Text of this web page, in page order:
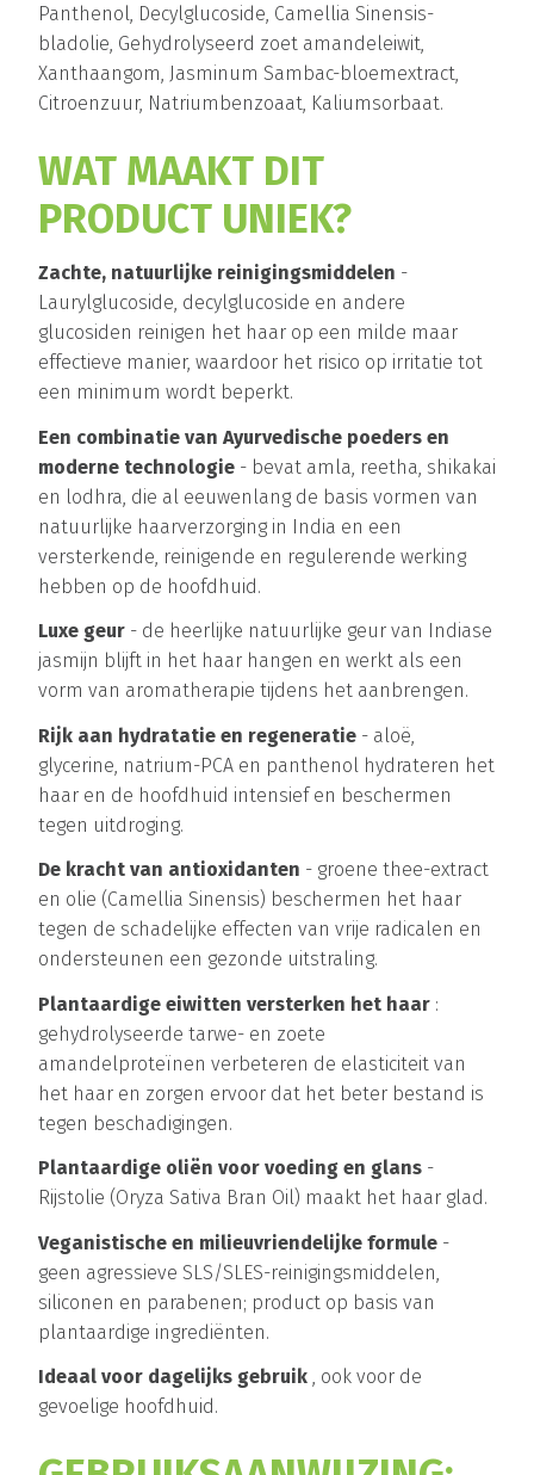
Panthenol, Decylglucoside, Camellia Sinensis-
bladolie, Gehydrolyseerd zoet amandeleiwit,
Xanthaangom, Jasminum Sambac-bloemextract,
Citroenzuur, Natriumbenzoaat, Kaliumsorbaat.
WAT MAAKT DIT
PRODUCT UNIEK?
Zachte, natuurlijke reinigingsmiddelen -
Laurylglucoside, decylglucoside en andere
glucosiden reinigen het haar op een milde maar
effectieve manier, waardoor het risico op irritatie tot
een minimum wordt beperkt.
Een combinatie van Ayurvedische poeders en
moderne technologie - bevat amla, reetha, shikakai
en lodhra, die al eeuwenlang de basis vormen van
natuurlijke haarverzorging in India en een
versterkende, reinigende en regulerende werking
hebben op de hoofdhuid.
Luxe geur - de heerlijke natuurlijke geur van Indiase
jasmijn blijft in het haar hangen en werkt als een
vorm van aromatherapie tijdens het aanbrengen.
Rijk aan hydratatie en regeneratie - aloë,
glycerine, natrium-PCA en panthenol hydrateren het
haar en de hoofdhuid intensief en beschermen
tegen uitdroging.
De kracht van antioxidanten - groene thee-extract
en olie (Camellia Sinensis) beschermen het haar
tegen de schadelijke effecten van vrije radicalen en
ondersteunen een gezonde uitstraling.
Plantaardige eiwitten versterken het haar :
gehydrolyseerde tarwe- en zoete
amandelproteïnen verbeteren de elasticiteit van
het haar en zorgen ervoor dat het beter bestand is
tegen beschadigingen.
Plantaardige oliën voor voeding en glans -
Rijstolie (Oryza Sativa Bran Oil) maakt het haar glad.
Veganistische en milieuvriendelijke formule -
geen agressieve SLS/SLES-reinigingsmiddelen,
siliconen en parabenen; product op basis van
plantaardige ingrediënten.
Ideaal voor dagelijks gebruik , ook voor de
gevoelige hoofdhuid.